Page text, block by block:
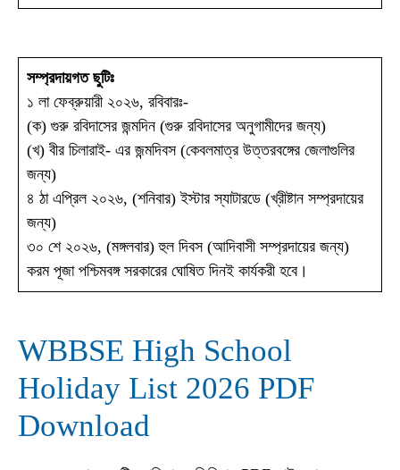
সম্প্রদায়গত ছুটিঃ
১ লা ফেব্রুয়ারী ২০২৬, রবিবারঃ-
(ক) গুরু রবিদাসের জন্মদিন (গুরু রবিদাসের অনুগামীদের জন্য)
(খ) বীর চিলারাই- এর জন্মদিবস (কেবলমাত্র উত্তরবঙ্গের জেলাগুলির
জন্য)
৪ ঠা এপ্রিল ২০২৬, (শনিবার) ইস্টার স্যাটারডে (খ্রীষ্টান সম্প্রদায়ের
জন্য)
৩০ শে ২০২৬, (মঙ্গলবার) হুল দিবস (আদিবাসী সম্প্রদায়ের জন্য)
করম পূজা পশ্চিমবঙ্গ সরকারের ঘোষিত দিনই কার্যকরী হবে।
WBBSE High School
Holiday List 2026 PDF
Download